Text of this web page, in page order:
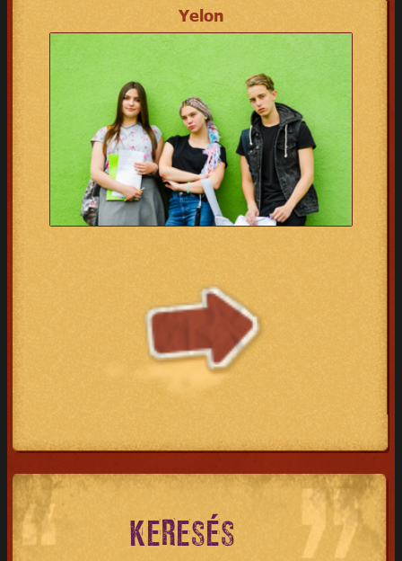
Yelon
KERESÉS